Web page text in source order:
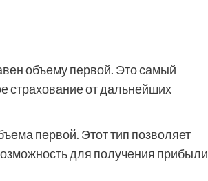
объему первой. Это самый
страхование от дальнейших
первой. Этот тип позволяет
для получения прибыли